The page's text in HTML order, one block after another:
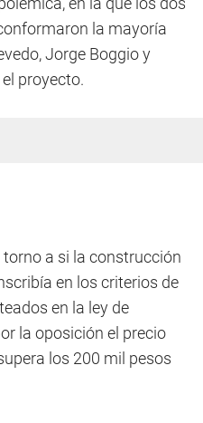
la mayoría
Jorge Boggio y
proyecto.
a si la construcción
en los criterios de
en la ley de
la oposición el precio
los 200 mil pesos